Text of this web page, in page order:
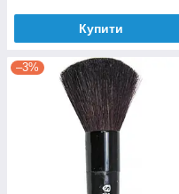
Купити
–3%